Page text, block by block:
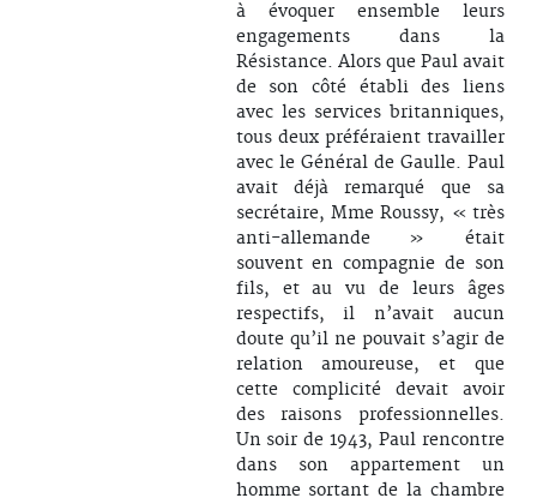
à évoquer ensemble leurs
engagements dans la
Résistance. Alors que Paul avait
de son côté établi des liens
avec les services britanniques,
tous deux préféraient travailler
avec le Général de Gaulle. Paul
avait déjà remarqué que sa
secrétaire, Mme Roussy, « très
anti-allemande » était
souvent en compagnie de son
fils, et au vu de leurs âges
respectifs, il n’avait aucun
doute qu’il ne pouvait s’agir de
relation amoureuse, et que
cette complicité devait avoir
des raisons professionnelles.
Un soir de 1943, Paul rencontre
dans son appartement un
homme sortant de la chambre